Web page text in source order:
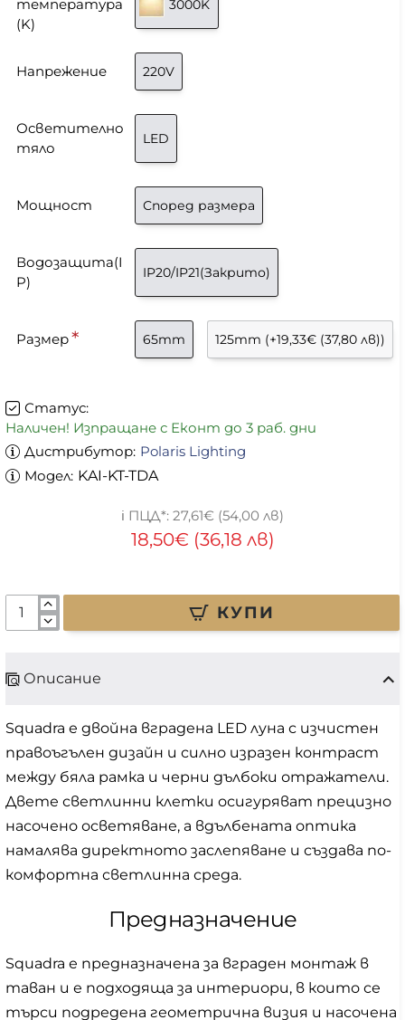
Статус:
Наличен! Изпращане с Еконт до 3 раб. дни
Дистрибутор: Polaris Lighting
Модел: KAI-KT-TDA
18,50€ (36,18 лв)
27,61€ (54,00 лв)
температура
(K)
3000K
Напрежение 220V
Осветително
тяло
LED
Мощност Според размера
Водозащита(I
P)
IP20/IP21(Закрито)
Размер 65mm 125mm (+19,33€ (37,80 лв))
КУПИ
Описание
Squadra е двойна вградена LED луна с изчистен
правоъгълен дизайн и силно изразен контраст
между бяла рамка и черни дълбоки отражатели.
Двете светлинни клетки осигуряват прецизно
насочено осветяване, а вдълбената оптика
намалява директното заслепяване и създава по-
комфортна светлинна среда.
Предназначение
Squadra е предназначена за вграден монтаж в
таван и е подходяща за интериори, в които се
търси подредена геометрична визия и насочена